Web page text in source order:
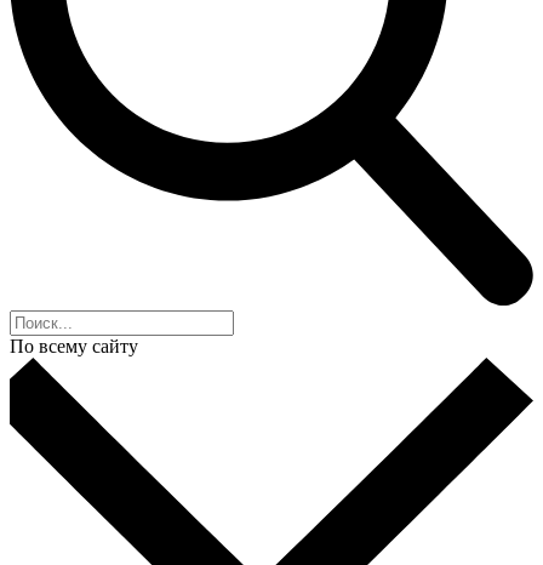
По всему сайту